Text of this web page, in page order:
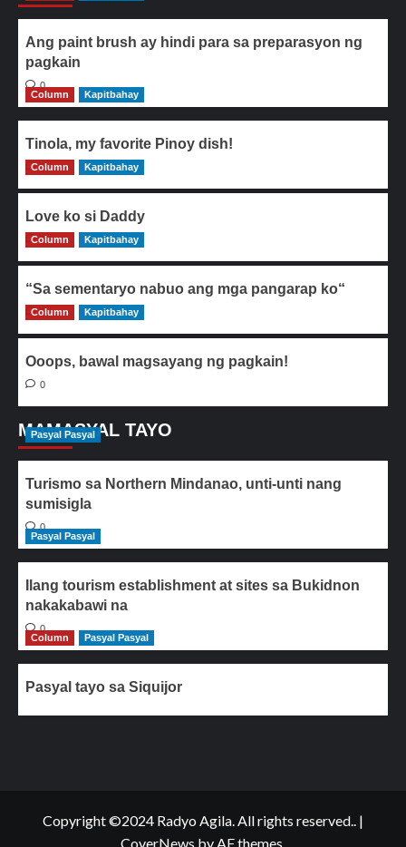
Ang paint brush ay hindi para sa preparasyon ng
pagkain
0
Column
Kapitbahay
Tinola, my favorite Pinoy dish!
0
Column Kapitbahay
Love ko si Daddy
0
Column Kapitbahay
“Sa sementaryo nabuo ang mga pangarap ko“
0
Column Kapitbahay
Ooops, bawal magsayang ng pagkain!
0
MAMASYAL TAYO
Pasyal Pasyal
Turismo sa Northern Mindanao, unti-unti nang
sumisigla
0
Pasyal Pasyal
Ilang tourism establishment at sites sa Bukidnon
nakakabawi na
0
Column
Pasyal Pasyal
Pasyal tayo sa Siquijor
Copyright ©2024 Radyo Agila. All rights reserved.. |
CoverNews by AF themes.